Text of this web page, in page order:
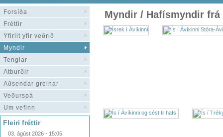
Forsíða
Fréttir
Yfirlit yfir veðrið
Myndir
Tenglar
Atburðir
Aðsendar greinar
Veðurspá
Um vefinn
Fleiri fréttir
03. ágúst 2026 - 15:05
Myndir / Hafísmyndir frá